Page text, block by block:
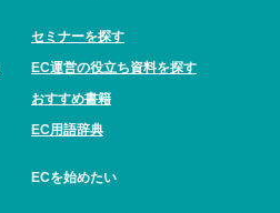
セミナーを探す
EC運営の役立ち資料を探す
おすすめ書籍
EC用語辞典
ECを始めたい